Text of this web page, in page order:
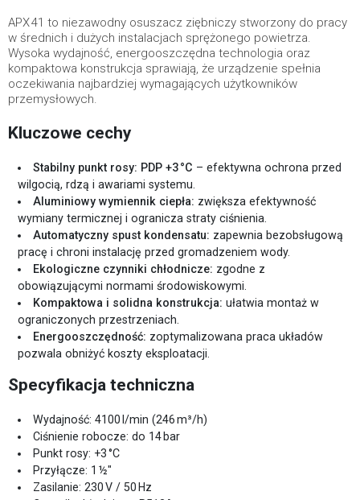
APX 41 to niezawodny osuszacz ziębniczy stworzony do pracy
w średnich i dużych instalacjach sprężonego powietrza.
Wysoka wydajność, energooszczędna technologia oraz
kompaktowa konstrukcja sprawiają, że urządzenie spełnia
oczekiwania najbardziej wymagających użytkowników
przemysłowych.
Kluczowe cechy
Stabilny punkt rosy: PDP +3 °C – efektywna ochrona przed
wilgocią, rdzą i awariami systemu.
Aluminiowy wymiennik ciepła: zwiększa efektywność
wymiany termicznej i ogranicza straty ciśnienia.
Automatyczny spust kondensatu: zapewnia bezobsługową
pracę i chroni instalację przed gromadzeniem wody.
Ekologiczne czynniki chłodnicze: zgodne z
obowiązującymi normami środowiskowymi.
Kompaktowa i solidna konstrukcja: ułatwia montaż w
ograniczonych przestrzeniach.
Energooszczędność: zoptymalizowana praca układów
pozwala obniżyć koszty eksploatacji.
Specyfikacja techniczna
Wydajność: 4100 l/min (246 m³/h)
Ciśnienie robocze: do 14 bar
Punkt rosy: +3 °C
Przyłącze: 1 ½″
Zasilanie: 230 V / 50 Hz